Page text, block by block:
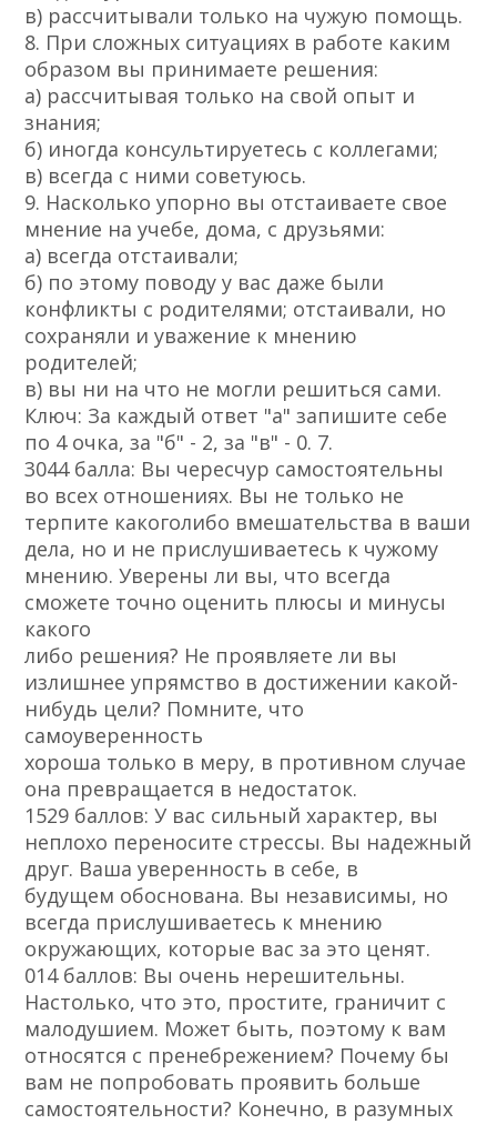
в) рассчитывали только на чужую помощь.
8. При сложных ситуациях в работе каким
образом вы принимаете решения:
а) рассчитывая только на свой опыт и
знания;
б) иногда консультируетесь с коллегами;
в) всегда с ними советуюсь.
9. Насколько упорно вы отстаиваете свое
мнение на учебе, дома, с друзьями:
а) всегда отстаивали;
б) по этому поводу у вас даже были
конфликты с родителями; отстаивали, но
сохраняли и уважение к мнению
родителей;
в) вы ни на что не могли решиться сами.
Ключ: За каждый ответ "а" запишите себе
по 4 очка, за "б" - 2, за "в" - 0. 7.
30­44 балла: Вы чересчур самостоятельны
во всех отношениях. Вы не только не
терпите какого­либо вмешательства в ваши
дела, но и не прислушиваетесь к чужому
мнению. Уверены ли вы, что всегда
сможете точно оценить плюсы и минусы
какого­
либо решения? Не проявляете ли вы
излишнее упрямство в достижении какой­
нибудь цели? Помните, что
самоуверенность
хороша только в меру, в противном случае
она превращается в недостаток.
15­29 баллов: У вас сильный характер, вы
неплохо переносите стрессы. Вы надежный
друг. Ваша уверенность в себе, в
будущем обоснована. Вы независимы, но
всегда прислушиваетесь к мнению
окружающих, которые вас за это ценят.
0­14 баллов: Вы очень нерешительны.
Настолько, что это, простите, граничит с
малодушием. Может быть, поэтому к вам
относятся с пренебрежением? Почему бы
вам не попробовать проявить больше
самостоятельности? Конечно, в разумных